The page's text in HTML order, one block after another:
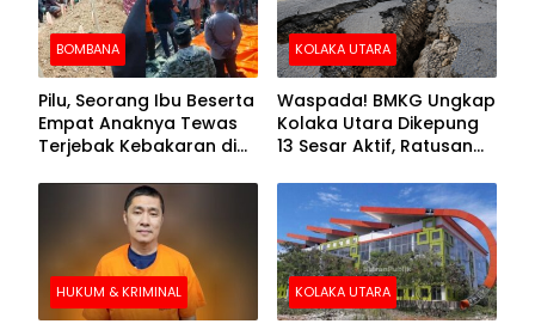
BOMBANA
Pilu, Seorang Ibu Beserta
Empat Anaknya Tewas
Terjebak Kebakaran di
KOLAKA UTARA
Waspada! BMKG Ungkap
Kolaka Utara Dikepung
13 Sesar Aktif, Ratusan
HUKUM & KRIMINAL KOLAKA UTARA